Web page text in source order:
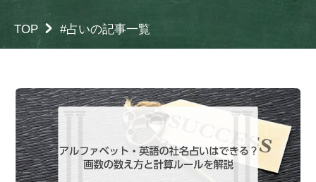
TOP #占いの記事一覧